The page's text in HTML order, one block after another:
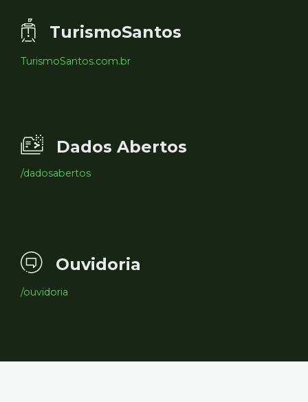
TurismoSantos
TurismoSantos.com.br
Dados Abertos
/dadosabertos
Ouvidoria
/ouvidoria